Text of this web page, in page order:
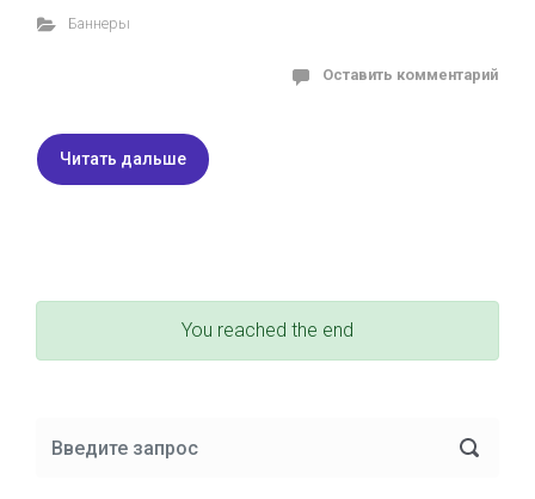
Баннеры
Оставить комментарий
Читать дальше
You reached the end